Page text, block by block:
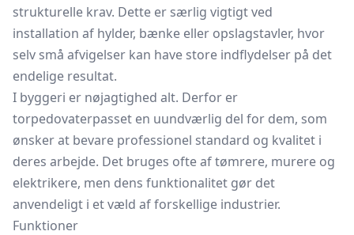
strukturelle krav. Dette er særlig vigtigt ved
installation af hylder, bænke eller opslagstavler, hvor
selv små afvigelser kan have store indflydelser på det
endelige resultat.
I byggeri er nøjagtighed alt. Derfor er
torpedovaterpasset en uundværlig del for dem, som
ønsker at bevare professionel standard og kvalitet i
deres arbejde. Det bruges ofte af tømrere, murere og
elektrikere, men dens funktionalitet gør det
anvendeligt i et væld af forskellige industrier.
Funktioner